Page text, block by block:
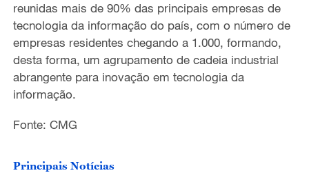
reunidas mais de 90% das principais empresas de
tecnologia da informação do país, com o número de
empresas residentes chegando a 1.000, formando,
desta forma, um agrupamento de cadeia industrial
abrangente para inovação em tecnologia da
informação.
Fonte: CMG
Principais Notícias